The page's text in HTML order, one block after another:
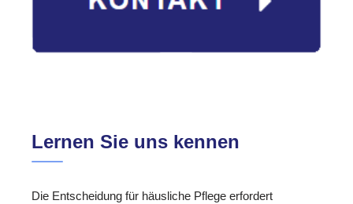
Lernen Sie uns kennen
Die Entscheidung für häusliche Pflege erfordert